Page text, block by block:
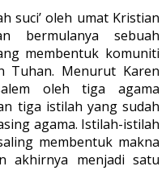
suci’ oleh umat Kristian
bermulanya sebuah
membentuk komuniti
Tuhan. Menurut Karen
oleh tiga agama
tiga istilah yang sudah
agama. Istilah-istilah
membentuk makna
akhirnya menjadi satu